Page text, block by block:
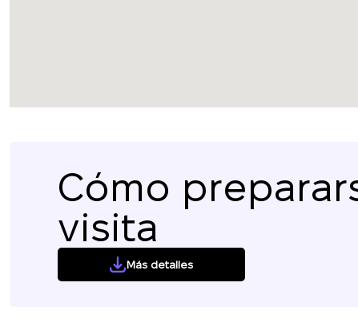
Cómo
visita
Más detalles